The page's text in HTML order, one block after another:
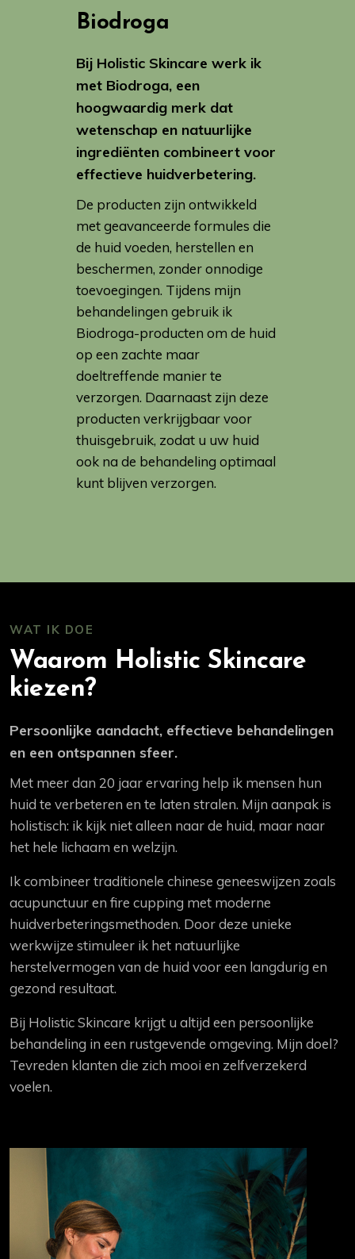
Biodroga
Bij Holistic Skincare werk ik
met Biodroga, een
hoogwaardig merk dat
wetenschap en natuurlijke
ingrediënten combineert voor
effectieve huidverbetering.
De producten zijn ontwikkeld
met geavanceerde formules die
de huid voeden, herstellen en
beschermen, zonder onnodige
toevoegingen. Tijdens mijn
behandelingen gebruik ik
Biodroga-producten om de huid
op een zachte maar
doeltreffende manier te
verzorgen. Daarnaast zijn deze
producten verkrijgbaar voor
thuisgebruik, zodat u uw huid
ook na de behandeling optimaal
kunt blijven verzorgen.
WAT IK DOE
Waarom Holistic Skincare
kiezen?
Persoonlijke aandacht, effectieve behandelingen
en een ontspannen sfeer.
Met meer dan 20 jaar ervaring help ik mensen hun
huid te verbeteren en te laten stralen. Mijn aanpak is
holistisch: ik kijk niet alleen naar de huid, maar naar
het hele lichaam en welzijn.
Ik combineer traditionele chinese geneeswijzen zoals
acupunctuur en fire cupping met moderne
huidverbeteringsmethoden. Door deze unieke
werkwijze stimuleer ik het natuurlijke
herstelvermogen van de huid voor een langdurig en
gezond resultaat.
Bij Holistic Skincare krijgt u altijd een persoonlijke
behandeling in een rustgevende omgeving. Mijn doel?
Tevreden klanten die zich mooi en zelfverzekerd
voelen.